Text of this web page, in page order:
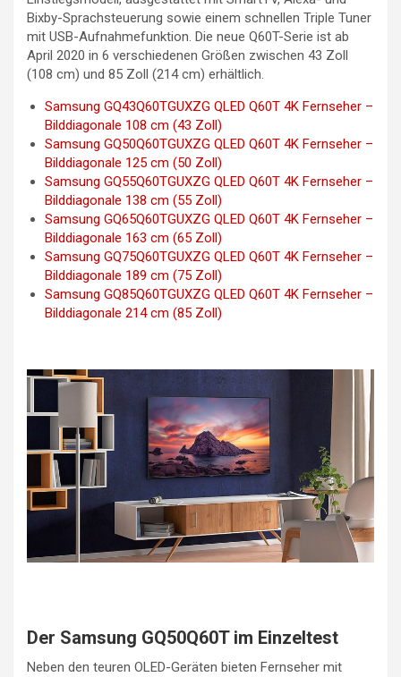
Bixby-Sprachsteuerung sowie einem schnellen Triple Tuner
mit USB-Aufnahmefunktion. Die neue Q60T-Serie ist ab
April 2020 in 6 verschiedenen Größen zwischen 43 Zoll
(108 cm) und 85 Zoll (214 cm) erhältlich.
Samsung GQ43Q60TGUXZG QLED Q60T 4K Fernseher –
Bilddiagonale 108 cm (43 Zoll)
Samsung GQ50Q60TGUXZG QLED Q60T 4K Fernseher –
Bilddiagonale 125 cm (50 Zoll)
Samsung GQ55Q60TGUXZG QLED Q60T 4K Fernseher –
Bilddiagonale 138 cm (55 Zoll)
Samsung GQ65Q60TGUXZG QLED Q60T 4K Fernseher –
Bilddiagonale 163 cm (65 Zoll)
Samsung GQ75Q60TGUXZG QLED Q60T 4K Fernseher –
Bilddiagonale 189 cm (75 Zoll)
Samsung GQ85Q60TGUXZG QLED Q60T 4K Fernseher –
Bilddiagonale 214 cm (85 Zoll)
Der Samsung GQ50Q60T im Einzeltest
Neben den teuren OLED-Geräten bieten Fernseher mit